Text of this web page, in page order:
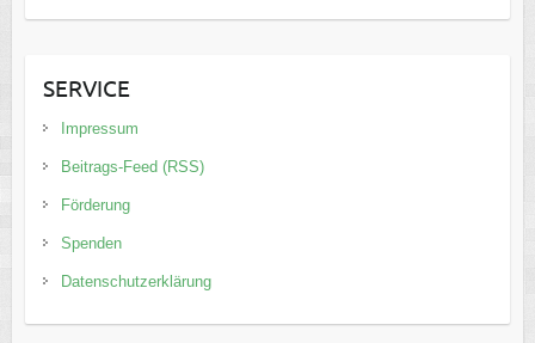
SERVICE
Impressum
Beitrags-Feed (RSS)
Förderung
Spenden
Datenschutzerklärung